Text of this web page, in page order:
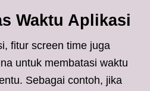
Waktu Aplikasi
fitur screen time juga
untuk membatasi waktu
Sebagai contoh, jika